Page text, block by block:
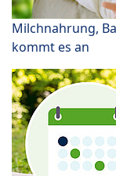
Milchnahrung,
kommt es an